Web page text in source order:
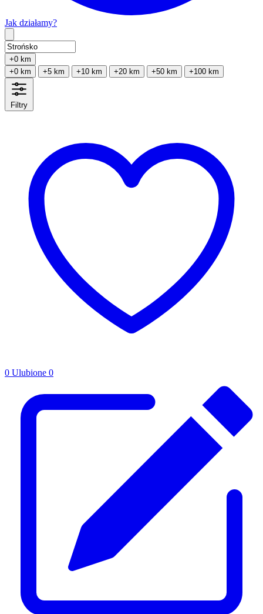
Jak działamy?
+0 km
+0 km
+5 km +10 km +20 km +50 km +100 km
Filtry
0 Ulubione 0